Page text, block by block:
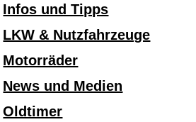
Infos und Tipps
LKW & Nutzfahrzeuge
Motorräder
News und Medien
Oldtimer